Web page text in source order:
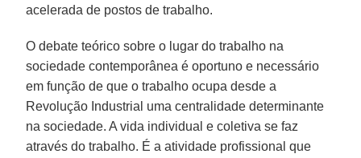
acelerada de postos de trabalho.
O debate teórico sobre o lugar do trabalho na
sociedade contemporânea é oportuno e necessário
em função de que o trabalho ocupa desde a
Revolução Industrial uma centralidade determinante
na sociedade. A vida individual e coletiva se faz
através do trabalho. É a atividade profissional que